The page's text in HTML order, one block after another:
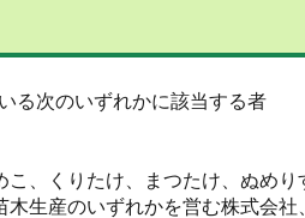
る次のいずれかに該当する者
、くりたけ、まつたけ、ぬめ
生産のいずれかを営む株式会